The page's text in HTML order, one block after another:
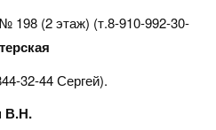
198 (2 этаж) (т.8-910-992-30-
32-44 Сергей).
В.Н.